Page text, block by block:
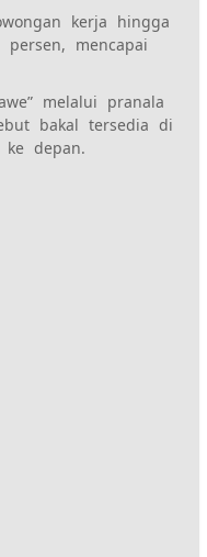
kerja hingga
mencapai
melalui pranala
bakal tersedia di
depan.